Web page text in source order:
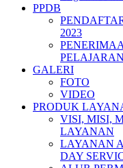
PPDB
2023
GALERI
FOTO
VIDEO
PRODUK
VISI, MISI,
LAYANAN
LAYANAN
DAY